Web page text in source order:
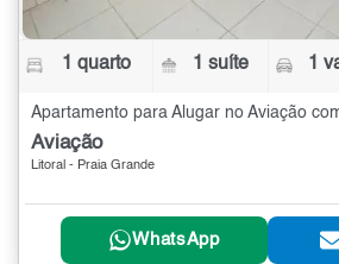
1 quarto 1 suíte 1
Apartamento para Alugar no Aviação
Aviação
Litoral - Praia Grande
WhatsApp